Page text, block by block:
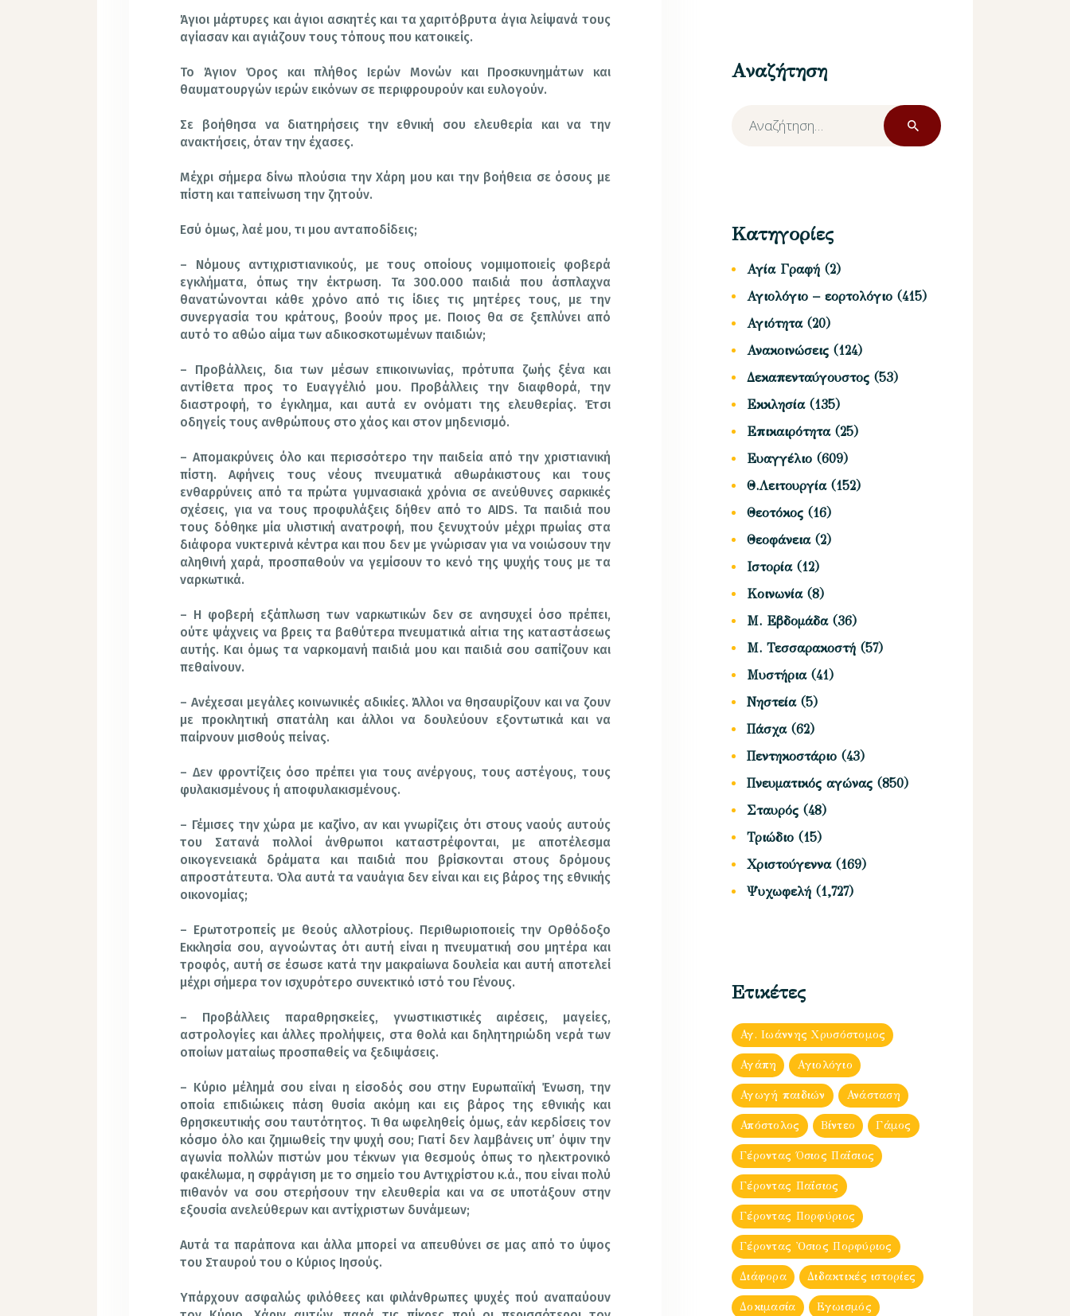
Άγιοι μάρτυρες και άγιοι ασκητές και τα χαριτόβρυτα άγια λείψανά τους
αγίασαν και αγιάζουν τους τόπους που κατοικείς.
Το Άγιον Όρος και πλήθος Ιερών Μονών και Προσκυνημάτων και
θαυματουργών ιερών εικόνων σε περιφρουρούν και ευλογούν.
Σε βοήθησα να διατηρήσεις την εθνική σου ελευθερία και να την
ανακτήσεις, όταν την έχασες.
Μέχρι σήμερα δίνω πλούσια την Χάρη μου και την βοήθεια σε όσους με
πίστη και ταπείνωση την ζητούν.
Εσύ όμως, λαέ μου, τι μου ανταποδίδεις;
– Νόμους αντιχριστιανικούς, με τους οποίους νομιμοποιείς φοβερά
εγκλήματα, όπως την έκτρωση. Τα 300.000 παιδιά που άσπλαχνα
θανατώνονται κάθε χρόνο από τις ίδιες τις μητέρες τους, με την
συνεργασία του κράτους, βοούν προς με. Ποιος θα σε ξεπλύνει από
αυτό το αθώο αίμα των αδικοσκοτωμένων παιδιών;
– Προβάλλεις, δια των μέσων επικοινωνίας, πρότυπα ζωής ξένα και
αντίθετα προς το Ευαγγέλιό μου. Προβάλλεις την διαφθορά, την
διαστροφή, το έγκλημα, και αυτά εν ονόματι της ελευθερίας. Έτσι
οδηγείς τους ανθρώπους στο χάος και στον μηδενισμό.
– Απομακρύνεις όλο και περισσότερο την παιδεία από την χριστιανική
πίστη. Αφήνεις τους νέους πνευματικά αθωράκιστους και τους
ενθαρρύνεις από τα πρώτα γυμνασιακά χρόνια σε ανεύθυνες σαρκικές
σχέσεις, για να τους προφυλάξεις δήθεν από το AIDS. Τα παιδιά που
τους δόθηκε μία υλιστική ανατροφή, που ξενυχτούν μέχρι πρωίας στα
διάφορα νυκτερινά κέντρα και που δεν με γνώρισαν για να νοιώσουν την
αληθινή χαρά, προσπαθούν να γεμίσουν το κενό της ψυχής τους με τα
ναρκωτικά.
– Η φοβερή εξάπλωση των ναρκωτικών δεν σε ανησυχεί όσο πρέπει,
ούτε ψάχνεις να βρεις τα βαθύτερα πνευματικά αίτια της καταστάσεως
αυτής. Και όμως τα ναρκομανή παιδιά μου και παιδιά σου σαπίζουν και
πεθαίνουν.
– Ανέχεσαι μεγάλες κοινωνικές αδικίες. Άλλοι να θησαυρίζουν και να ζουν
με προκλητική σπατάλη και άλλοι να δουλεύουν εξοντωτικά και να
παίρνουν μισθούς πείνας.
– Δεν φροντίζεις όσο πρέπει για τους ανέργους, τους αστέγους, τους
φυλακισμένους ή αποφυλακισμένους.
– Γέμισες την χώρα με καζίνο, αν και γνωρίζεις ότι στους ναούς αυτούς
του Σατανά πολλοί άνθρωποι καταστρέφονται, με αποτέλεσμα
οικογενειακά δράματα και παιδιά που βρίσκονται στους δρόμους
απροστάτευτα. Όλα αυτά τα ναυάγια δεν είναι και εις βάρος της εθνικής
οικονομίας;
– Ερωτοτροπείς με θεούς αλλοτρίους. Περιθωριοποιείς την Ορθόδοξο
Εκκλησία σου, αγνοώντας ότι αυτή είναι η πνευματική σου μητέρα και
τροφός, αυτή σε έσωσε κατά την μακραίωνα δουλεία και αυτή αποτελεί
μέχρι σήμερα τον ισχυρότερο συνεκτικό ιστό του Γένους.
– Προβάλλεις παραθρησκείες, γνωστικιστικές αιρέσεις, μαγείες,
αστρολογίες και άλλες προλήψεις, στα θολά και δηλητηριώδη νερά των
οποίων ματαίως προσπαθείς να ξεδιψάσεις.
– Κύριο μέλημά σου είναι η είσοδός σου στην Ευρωπαϊκή Ένωση, την
οποία επιδιώκεις πάση θυσία ακόμη και εις βάρος της εθνικής και
θρησκευτικής σου ταυτότητος. Τι θα ωφεληθείς όμως, εάν κερδίσεις τον
κόσμο όλο και ζημιωθείς την ψυχή σου; Γιατί δεν λαμβάνεις υπ’ όψιν την
αγωνία πολλών πιστών μου τέκνων για θεσμούς όπως το ηλεκτρονικό
φακέλωμα, η σφράγιση με το σημείο του Αντιχρίστου κ.ά., που είναι πολύ
πιθανόν να σου στερήσουν την ελευθερία και να σε υποτάξουν στην
εξουσία ανελεύθερων και αντίχριστων δυνάμεων;
Αυτά τα παράπονα και άλλα μπορεί να απευθύνει σε μας από το ύψος
του Σταυρού του ο Κύριος Ιησούς.
Υπάρχουν ασφαλώς φιλόθεες και φιλάνθρωπες ψυχές πού αναπαύουν
Αναζήτηση
Αναζήτηση
για:
Κατηγορίες
Αγία Γραφή (2)
Αγιολόγιο – εορτολόγιο (415)
Αγιότητα(20)
Ανακοινώσεις (124)
Δεκαπενταύγουστος (53)
Εκκλησία(135)
Επικαιρότητα(25)
Ευαγγέλιο (609)
Θ.Λειτουργία(152)
Θεοτόκος (16)
Θεοφάνεια(2)
Ιστορία(12)
Κοινωνία(8)
Μ. Εβδομάδα(36)
Μ. Τεσσαρακοστή (57)
Μυστήρια(41)
Νηστεία(5)
Πάσχα(62)
Πεντηκοστάριο (43)
Πνευματικός αγώνας (850)
Σταυρός (48)
Τριώδιο (15)
Χριστούγεννα(169)
Ψυχωφελή (1,727)
Ετικέτες
Αγ. Ιωάννης Χρυσόστομος
Αγάπη Αγιολόγιο
Αγωγή παιδιών Ανάσταση
Απόστολος Βίντεο Γάμος
Γέροντας Όσιος Παΐσιος
Γέροντας Παΐσιος
Γέροντας Πορφύριος
Γέροντας Ὀσιος Πορφύριος
Διάφορα Διδακτικές ιστορίες
Δοκιμασία Εγωισμός